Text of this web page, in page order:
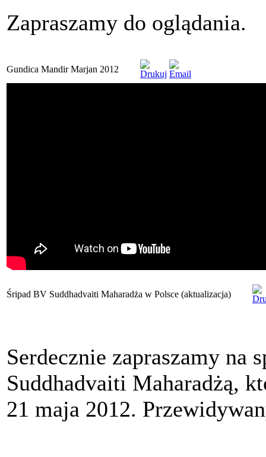
Zapraszamy do oglądania.
Gundica Mandir Marjan 2012
Śripad BV Suddhadvaiti Maharadża w Polsce (aktualizacja)
Serdecznie zapraszamy na
Suddhadvaiti Maharadżą,
21 maja 2012.